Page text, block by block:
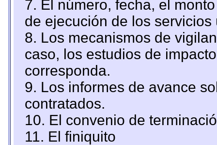
7. El número, fecha, el
de ejecución de los servicios
8. Los mecanismos de
caso, los estudios de
corresponda.
9. Los informes de avance
contratados.
10. El convenio de
11. El finiquito